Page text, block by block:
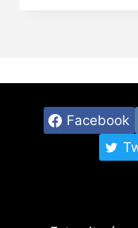
Facebook